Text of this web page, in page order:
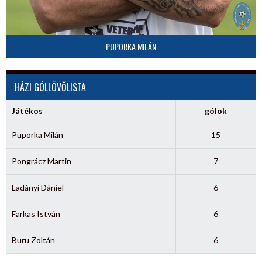
PUPORKA MILÁN
HÁZI GÓLLÖVŐLISTA
Játékos gólok
Puporka Milán 15
Pongrácz Martin 7
Ladányi Dániel 6
Farkas István 6
Buru Zoltán 6